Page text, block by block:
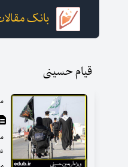
بانک
قیام حسینی